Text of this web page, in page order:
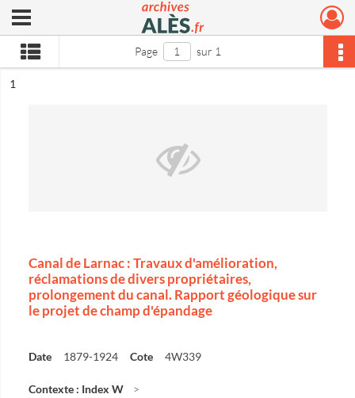
Archives municipales d'Alès
Ouvrir le menu déroulant
Page sur 1
n°
1
Canal de Larnac : Travaux d'amélioration,
réclamations de divers propriétaires,
prolongement du canal. Rapport géologique sur
le projet de champ d'épandage
Date 1879-1924 Cote 4W339
Contexte : Index W